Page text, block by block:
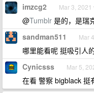
imzcg2 Mar 3,
@Tumblr 是的，是瑞
sandman511 Mar
哪里能看呢 挺吸引人
Cynicsss Mar 5,
在看 警察 bigblack 挺